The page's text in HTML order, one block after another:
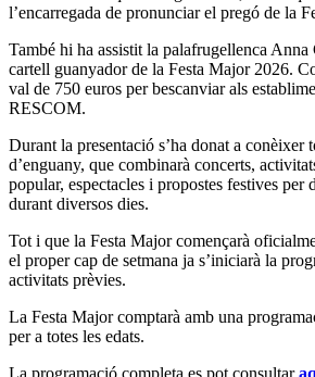
l’encarregada de pronunciar el pregó de la
També hi ha assistit la palafrugellenca
cartell guanyador de la Festa Major 2026.
val de 750 euros per bescanviar als
RESCOM.
Durant la presentació s’ha donat a conèixer
d’enguany, que combinarà concerts,
popular, espectacles i propostes festives
durant diversos dies.
Tot i que la Festa Major començarà
el proper cap de setmana ja s’iniciarà la
activitats prèvies.
La Festa Major comptarà amb una
per a totes les edats.